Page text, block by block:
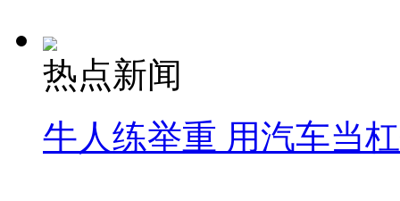
热点新闻
牛人练举重 用汽车当